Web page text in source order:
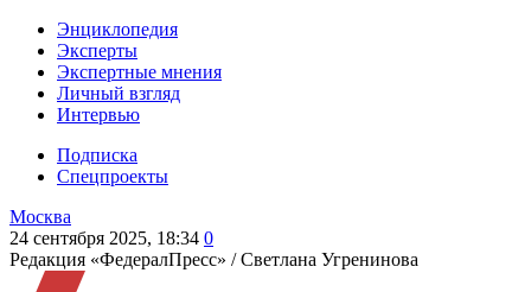
Энциклопедия
Эксперты
Экспертные мнения
Личный взгляд
Интервью
Подписка
Спецпроекты
Москва
24 сентября 2025, 18:34 0
Редакция «ФедералПресс» /Светлана Угренинова